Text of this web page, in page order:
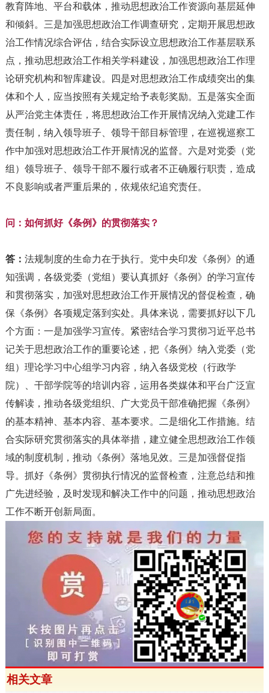
教育阵地、平台和载体，推动思想政治工作资源向基层延伸
和倾斜。三是加强思想政治工作调查研究，定期开展思想政
治工作情况综合评估，结合实际设立思想政治工作基层联系
点，推动思想政治工作相关学科建设，加强思想政治工作理
论研究机构和智库建设。四是对思想政治工作成绩突出的集
体和个人，应当按照有关规定给予表彰奖励。五是落实全面
从严治党主体责任，将思想政治工作开展情况纳入党建工作
责任制，纳入领导班子、领导干部目标管理，在巡视巡察工
作中加强对思想政治工作开展情况的监督。六是对党委（党
组）领导班子、领导干部不履行或者不正确履行职责，造成
不良影响或者严重后果的，依规依纪追究责任。
问：如何抓好《条例》的贯彻落实？
答： 法规制度的生命力在于执行。党中央印发《条例》的通
知强调，各级党委（党组）要认真抓好《条例》的学习宣传
和贯彻落实，加强对思想政治工作开展情况的督促检查，确
保《条例》各项规定落到实处。具体来说，需要抓好以下几
个方面：一是加强学习宣传。紧密结合学习贯彻习近平总书
记关于思想政治工作的重要论述，把《条例》纳入党委（党
组）理论学习中心组学习内容，纳入各级党校（行政学
院）、干部学院等的培训内容，运用各类媒体和平台广泛宣
传解读，推动各级党组织、广大党员干部准确把握《条例》
的基本精神、基本内容、基本要求。二是细化工作措施。结
合实际研究贯彻落实的具体举措，建立健全思想政治工作领
域的制度机制，推动《条例》落地见效。三是加强督促指
导。抓好《条例》贯彻执行情况的监督检查，注意总结和推
广先进经验，及时发现和解决工作中的问题，推动思想政治
工作不断开创新局面。
相关文章